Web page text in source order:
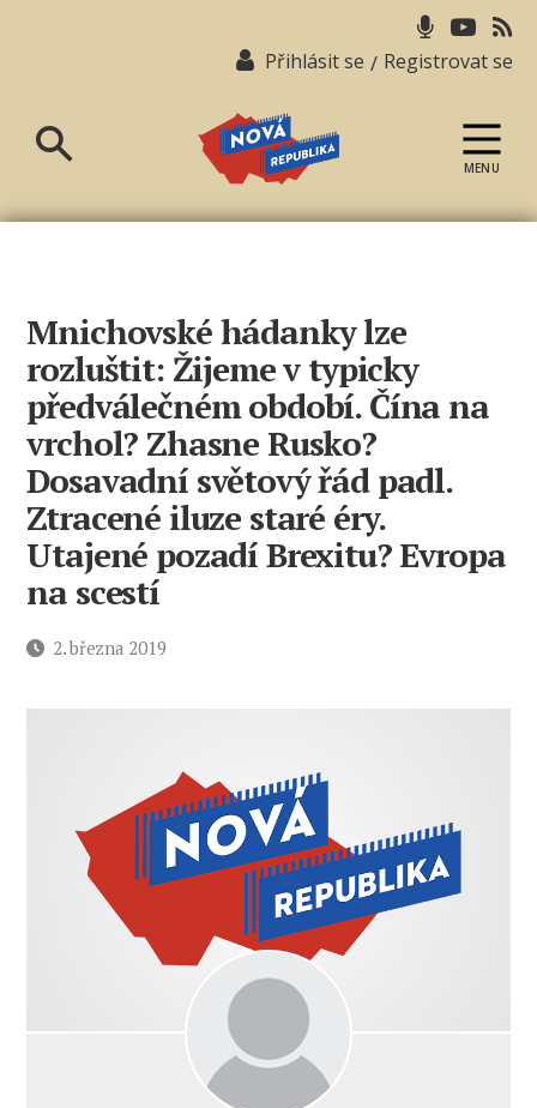
Přihlásit se / Registrovat se
republika
MENU
Mnichovské hádanky lze
rozluštit: Žijeme v typicky
předválečném období. Čína na
vrchol? Zhasne Rusko?
Dosavadní světový řád padl.
Ztracené iluze staré éry.
Utajené pozadí Brexitu? Evropa
na scestí
Datum2. března 2019